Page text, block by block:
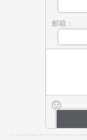
邮箱：